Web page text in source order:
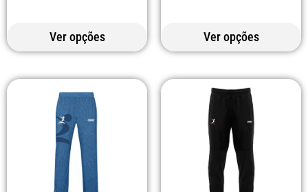
Ver opções Ver opções